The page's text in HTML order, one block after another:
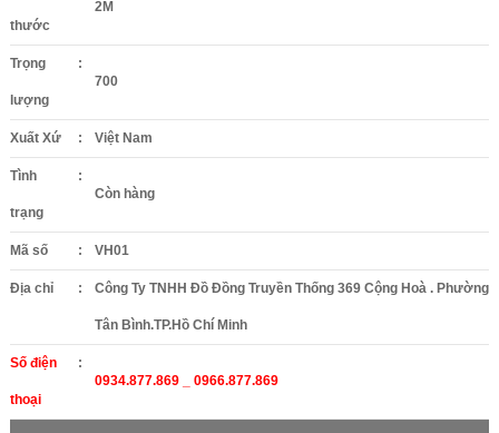
thước
2M
Trọng
lượng
:
700
Xuất Xứ : Việt Nam
Tình
trạng
:
Còn hàng
Mã số : VH01
Địa chỉ : Công Ty TNHH Đồ Đồng Truyền Thống 369 Cộng Hoà . Phường
Tân Bình.TP.Hồ Chí Minh
Số điện
thoại
:
0934.877.869 _ 0966.877.869